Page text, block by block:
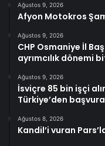
Ağustos 9, 2026
Afyon Motokros
Ağustos 9, 2026
CHP Osmaniye İl
ayrımcılık dönemi
Ağustos 9, 2026
İsviçre 85 bin işçi
Türkiye’den
Ağustos 8, 2026
Kandil’i vuran